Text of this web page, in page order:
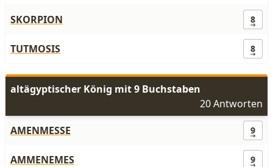
SKORPION 8
TUTMOSIS 8
altägyptischer König mit 9 Buchstaben
20 Antworten
AMENMESSE
9
AMMENEMES 9